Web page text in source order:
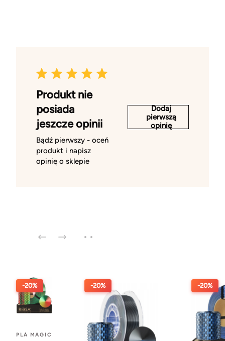
Produkt nie
posiada
jeszcze opinii
Bądź pierwszy - oceń
produkt i napisz
opinię o sklepie
Dodaj
pierwszą
opinię
-20%
PLA MAGIC
-20% -20%